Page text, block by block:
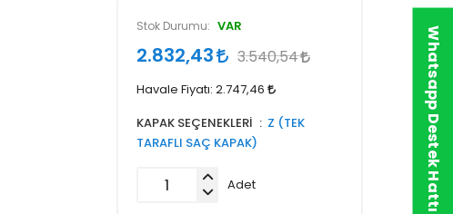
Stok Durumu: VAR
2.832,43 3.540,54
Havale Fiyatı: 2.747,46
KAPAK SEÇENEKLERİ
Z (TEK
TARAFLI SAÇ KAPAK)
Adet Whatsapp Destek Hattı